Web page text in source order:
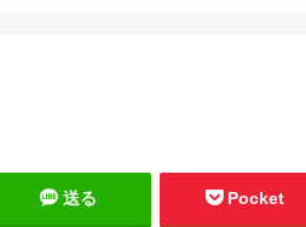
送る Pocket